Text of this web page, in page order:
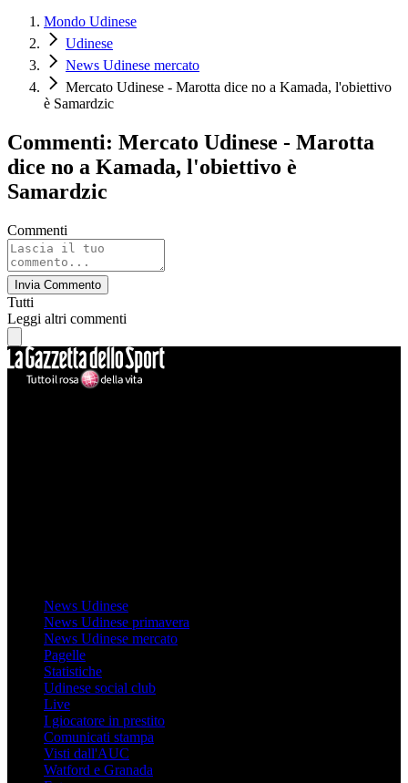
Mondo Udinese
Udinese
News Udinese mercato
Mercato Udinese - Marotta dice no a Kamada, l'obiettivo
è Samardzic
Commenti: Mercato Udinese - Marotta
dice no a Kamada, l'obiettivo è
Samardzic
Commenti
Invia Commento
Tutti
Leggi altri commenti
News Udinese
News Udinese primavera
News Udinese mercato
Pagelle
Statistiche
Udinese social club
Live
I giocatore in prestito
Comunicati stampa
Visti dall'AUC
Watford e Granada